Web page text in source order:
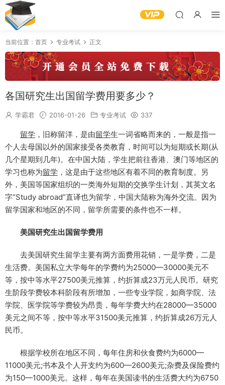
当前位置： 首页 专业考试 正文
各国研究生出国留学费用要多少？
学霸君 2016-01-26 专业考试 337
留学 ，旧称留洋，是由留学生一词省略而来的，一般是指一
个人去母国以外的国家接受各类教育，时间可以为短期或长期(从
几个星期到几年)。在中国大陆，学生把前往香港、澳门等地区的
学习也称为留学 ，这是由于这些地区有着不同的教育制度。另
外，美国等国家组织的一类海外短期的交换学生计划，其英文名
字“Study abroad”直译也为留学，中国大陆称为海外交流。因为
留学国家和地区的不同，留学所需要的条件也不一样。
美国研究生出国留学费用
去美国研究生留学主要有两方面费用花销，一是学费，二是
生活费。美国私立大学每年的学费约为25000—30000美元不
等，按中等水平27500美元推算，约折算成23万元人民币。研究
生阶段学费较本科阶段有所增加，一些专业学院，如商学院、法
学院、医学院等学费较为昂贵，每年学费大约在28000—35000
美元之间不等，按中等水平31500美元推算，约折算成26万元人
民币。
根据学校所在地区不同，每年住房和伙食费约为6000—
11000美元;书本及个人开支约为600—2600美元;杂费及保险费约
为150—1000美元。这样，每年在美国读书的生活费大约为6750